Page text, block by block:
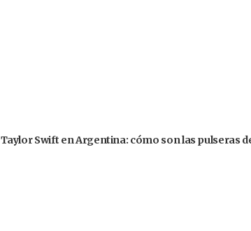
Taylor Swift en Argentina: cómo son las pulseras